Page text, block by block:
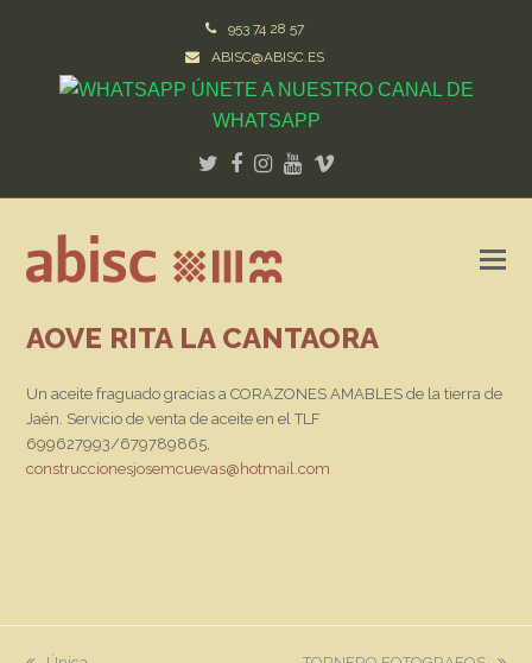
953 74 28 57
ABISC@ABISC.ES
ÚNETE A NUESTRO CANAL DE
WHATSAPP
Twitter
Facebook
Instagram
Youtube
Vimeo
AOVE RITA LA CANTAORA
Un aceite fraguado gracias a CORAZONES AMABLES de la tierra de
Jaén. Servicio de venta de aceite en el TLF
699627993/679789865,
construccionesjosemcuevas@hotmail.com